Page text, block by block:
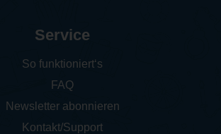
Service
So funktioniert‘s
FAQ
Newsletter abonnieren
Kontakt/Support